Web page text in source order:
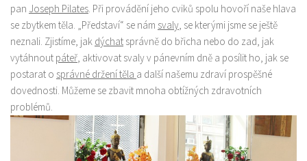
pan Joseph Pilates. Při provádění jeho cviků spolu hovoří naše hlava
se zbytkem těla. „Představí“ se nám svaly, se kterými jsme se ještě
neznali. Zjistíme, jak dýchat správně do břicha nebo do zad, jak
vytáhnout páteř, aktivovat svaly v pánevním dně a posílit ho, jak se
postarat o správné držení těla a další našemu zdraví prospěšné
dovednosti. Můžeme se zbavit mnoha obtížných zdravotních
problémů.